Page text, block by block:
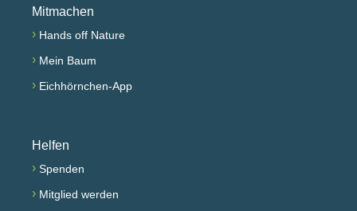
Mitmachen
› Hands off Nature
› Mein Baum
› Eichhörnchen-App
Helfen
› Spenden
› Mitglied werden